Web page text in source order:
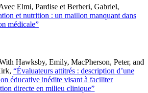
Elmi, Pardise et Berberi, Gabriel,
et nutrition : un maillon manquant dans
médicale”
Hawksby, Emily, MacPherson, Peter, and
“Évaluateurs attitrés : description d’une
éducative inédite visant à faciliter
directe en milieu clinique”